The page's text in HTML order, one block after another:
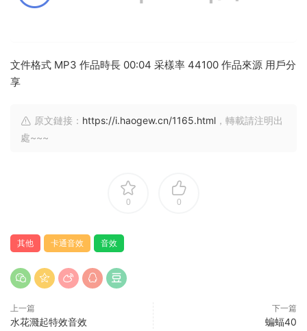
文件格式 MP3 作品時長 00:04 采樣率 44100 作品來源 用戶分
享
原文鏈接： https://i.haogew.cn/1165.html ，轉載請注明出
處~~~
0 0
其他 卡通音效 音效
上一篇
水花濺起特效音效
下一篇
蝙蝠40